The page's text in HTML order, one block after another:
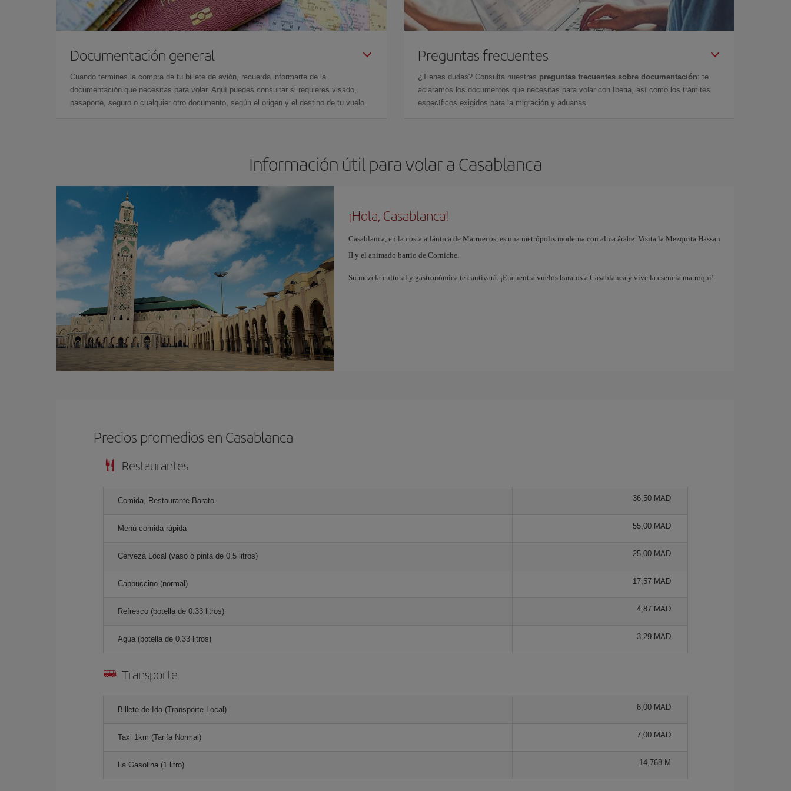
Documentación general
Cuando termines la compra de tu billete de avión, recuerda informarte de la
documentación que necesitas para volar. Aquí puedes consultar si requieres visado,
pasaporte, seguro o cualquier otro documento, según el origen y el destino de tu vuelo.
Preguntas frecuentes
¿Tienes dudas? Consulta nuestras preguntas frecuentes sobre documentación: te
aclaramos los documentos que necesitas para volar con Iberia, así como los trámites
específicos exigidos para la migración y aduanas.
Información útil para volar a Casablanca
¡Hola, Casablanca!
Casablanca, en la costa atlántica de Marruecos, es una metrópolis moderna con alma árabe. Visita la Mezquita Hassan
II y el animado barrio de Corniche.
Su mezcla cultural y gastronómica te cautivará. ¡Encuentra vuelos baratos a Casablanca y vive la esencia marroquí!
Precios promedios en Casablanca
Restaurantes
Comida, Restaurante Barato 36,50 MAD
Menú comida rápida 55,00 MAD
Cerveza Local (vaso o pinta de 0.5 litros) 25,00 MAD
Cappuccino (normal) 17,57 MAD
Refresco (botella de 0.33 litros) 4,87 MAD
Agua (botella de 0.33 litros) 3,29 MAD
Transporte
Billete de Ida (Transporte Local) 6,00 MAD
Taxi 1km (Tarifa Normal) 7,00 MAD
La Gasolina (1 litro) 14,768 M